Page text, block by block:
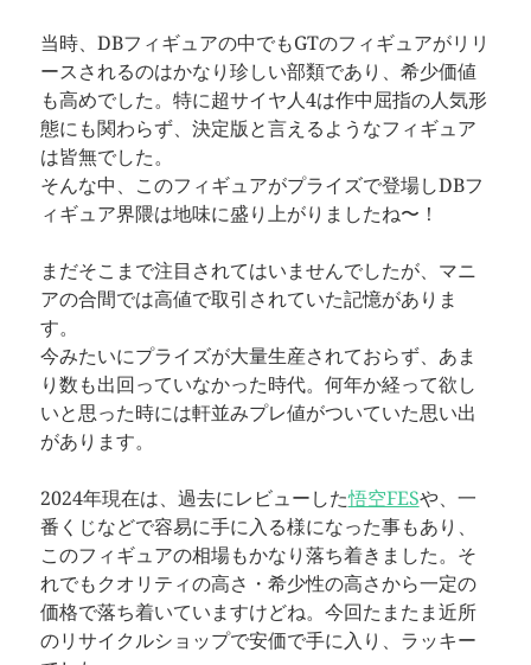
当時、DBフィギュアの中でもGTのフィギュアがリリ
ースされるのはかなり珍しい部類であり、希少価値
も高めでした。特に超サイヤ人4は作中屈指の人気形
態にも関わらず、決定版と言えるようなフィギュア
は皆無でした。
そんな中、このフィギュアがプライズで登場しDBフ
ィギュア界隈は地味に盛り上がりましたね〜！
まだそこまで注目されてはいませんでしたが、マニ
アの合間では高値で取引されていた記憶がありま
す。
今みたいにプライズが大量生産されておらず、あま
り数も出回っていなかった時代。何年か経って欲し
いと思った時には軒並みプレ値がついていた思い出
があります。
2024年現在は、過去にレビューした悟空FESや、一
番くじなどで容易に手に入る様になった事もあり、
このフィギュアの相場もかなり落ち着きました。そ
れでもクオリティの高さ・希少性の高さから一定の
価格で落ち着いていますけどね。今回たまたま近所
のリサイクルショップで安価で手に入り、ラッキー